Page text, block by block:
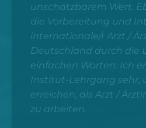
unschätzbarem Wert.
die Vorbereitung und
internationale/r Arzt /
Deutschland durch die
einfachen Worten: Ich
Institut-Lehrgang sehr,
erreichen, als Arzt /
zu arbeiten.